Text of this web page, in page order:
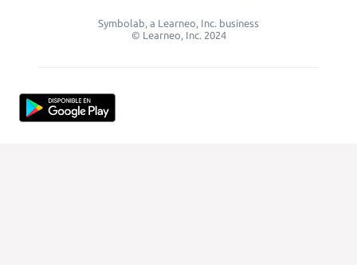
Symbolab, a Learneo, Inc. business
© Learneo, Inc. 2024